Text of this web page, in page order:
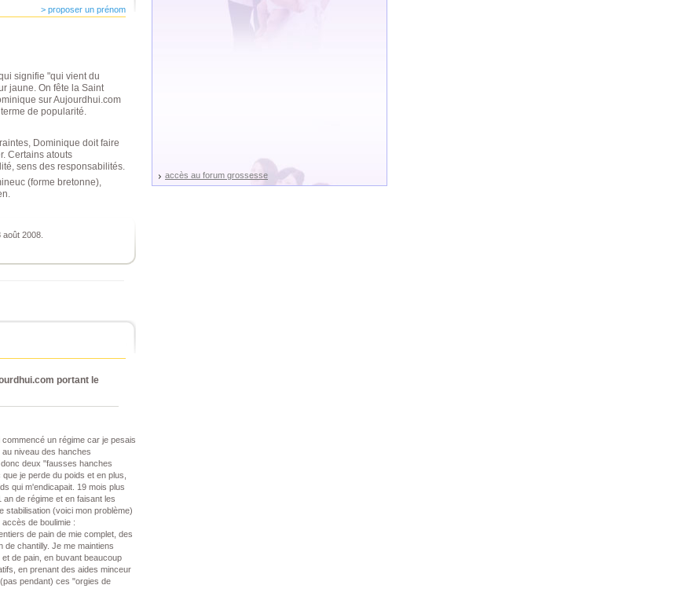
> proposer un prénom
signifie "qui vient du
jaune. On fête la Saint
sur Aujourdhui.com
de popularité.
Dominique doit faire
Certains atouts
sens des responsabilités.
(forme bretonne),
août 2008.
portant le
un régime car je pesais
niveau des hanches
deux "fausses hanches
je perde du poids et en plus,
qui m'endicapait. 19 mois plus
de régime et en faisant les
stabilisation (voici mon problème)
de boulimie :
de pain de mie complet, des
chantilly. Je me maintiens
de pain, en buvant beaucoup
en prenant des aides minceur
pendant) ces "orgies de
accès au forum grossesse